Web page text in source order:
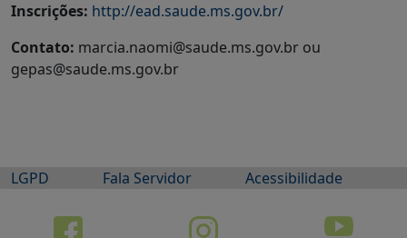
Inscrições: http://ead.saude.ms.gov.br/
Contato: marcia.naomi@saude.ms.gov.br ou
gepas@saude.ms.gov.br
LGPD Fala Servidor Acessibilidade